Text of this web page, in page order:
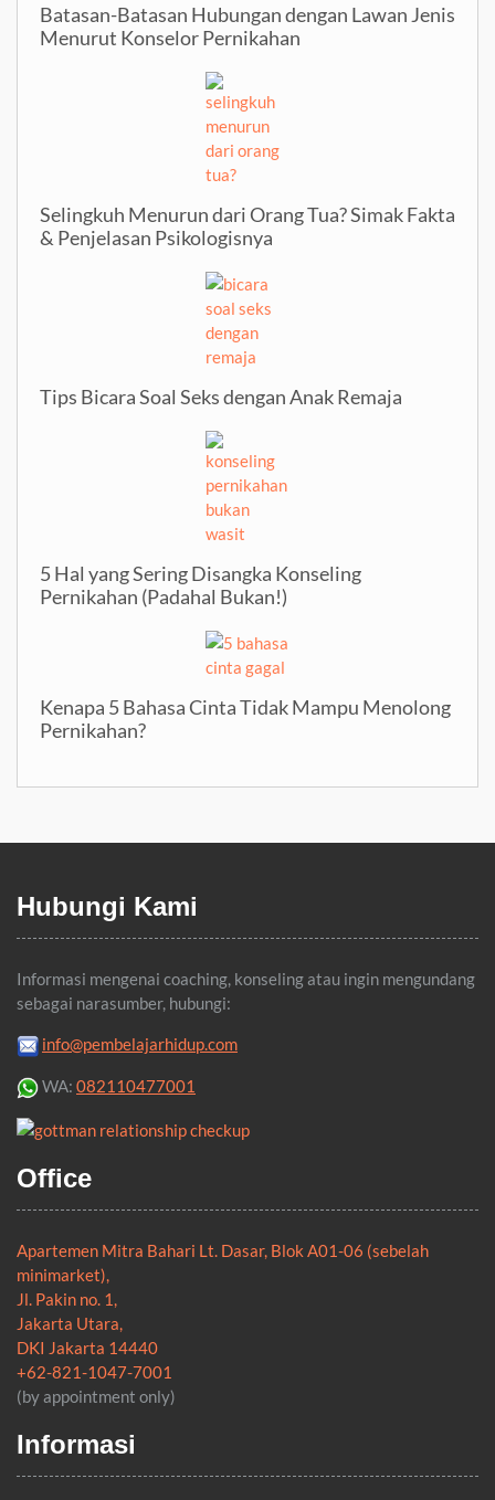
Batasan-Batasan Hubungan dengan Lawan Jenis
Menurut Konselor Pernikahan
Selingkuh Menurun dari Orang Tua? Simak Fakta
& Penjelasan Psikologisnya
Tips Bicara Soal Seks dengan Anak Remaja
5 Hal yang Sering Disangka Konseling
Pernikahan (Padahal Bukan!)
Kenapa 5 Bahasa Cinta Tidak Mampu Menolong
Pernikahan?
Hubungi Kami
Informasi mengenai coaching, konseling atau ingin mengundang
sebagai narasumber, hubungi:
info@pembelajarhidup.com
WA: 082110477001
Office
Apartemen Mitra Bahari Lt. Dasar, Blok A01-06 (sebelah
minimarket),
Jl. Pakin no. 1,
Jakarta Utara,
DKI Jakarta 14440
+62-821-1047-7001
(by appointment only)
Informasi